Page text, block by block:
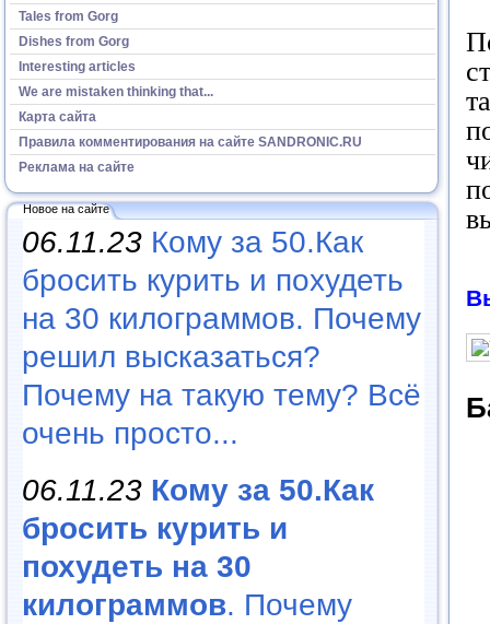
Tales from Gorg
Dishes from Gorg
Interesting articles
We are mistaken thinking that...
Карта сайта
Правила комментирования на сайте SANDRONIC.RU
Реклама на сайте
Новое на сайте
06.11.23 Кому за 50.Как
бросить курить и похудеть
на 30 килограммов. Почему
решил высказаться?
Почему на такую тему? Всё
очень просто...
06.11.23 Кому за 50.Как
бросить курить и
похудеть на 30
килограммов. Почему